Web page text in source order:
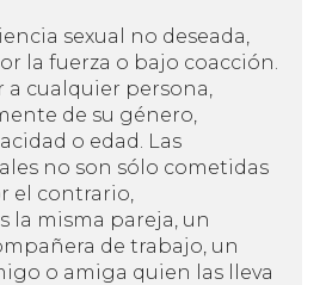
sexual no deseada,
la fuerza o bajo coacción.
a cualquier persona,
de su género,
o edad. Las
no son sólo cometidas
el contrario,
la misma pareja, un
de trabajo, un
o amiga quien las lleva